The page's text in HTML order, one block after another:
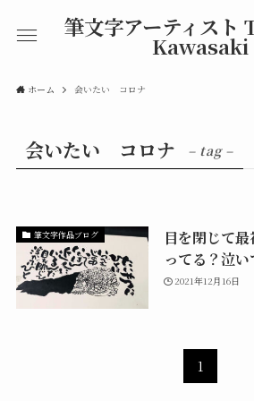
筆文字アーティス
Kawasaki
ホーム 会いたい コロナ
会いたい コロナ – tag –
筆文字作品ブログ
目を閉じて
ってる？泣い
2021年12月16日
1